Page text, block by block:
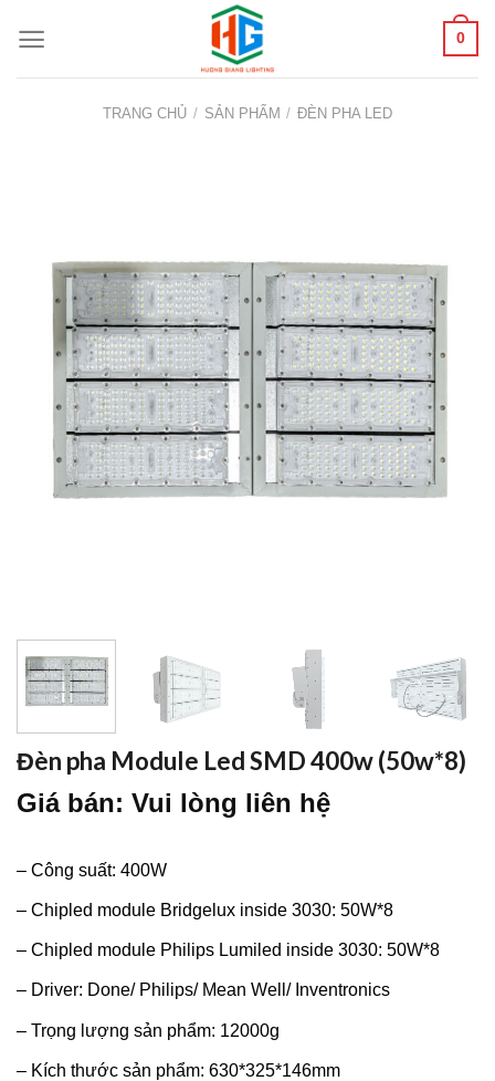
0
TRANG CHỦ / SẢN PHẨM / ĐÈN PHA LED
Đèn pha Module Led SMD 400w (50w*8)
Giá bán: Vui lòng liên hệ
– Công suất: 400W
– Chipled module Bridgelux inside 3030: 50W*8
– Chipled module Philips Lumiled inside 3030: 50W*8
– Driver: Done/ Philips/ Mean Well/ Inventronics
– Trọng lượng sản phẩm: 12000g
– Kích thước sản phẩm: 630*325*146mm